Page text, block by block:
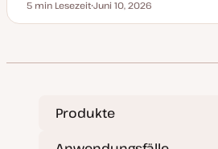
r
Lesezeit
5 min Lesezeit
a
a
l
Juni 10, 2026
Produkte